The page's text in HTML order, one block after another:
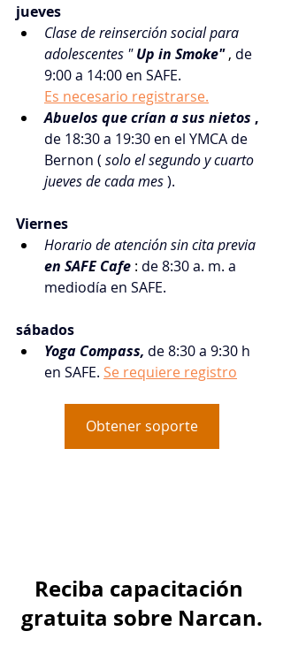
jueves
Clase de reinserción social para
adolescentes " Up in Smoke" , de
9:00 a 14:00 en SAFE.
Es necesario registrarse.
Abuelos que crían a sus nietos ,
de 18:30 a 19:30 en el YMCA de
Bernon ( solo el segundo y cuarto
jueves de cada mes).
Viernes
Horario de atención sin cita previa
en SAFE Cafe : de 8:30 a. m. a
mediodía en SAFE.
sábados
Yoga Compass, de 8:30 a 9:30 h
en SAFE. Se requiere registro
Obtener soporte
Reciba capacitación
gratuita sobre Narcan.